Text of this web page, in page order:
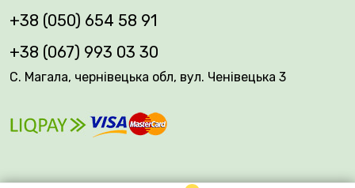
+38 (050) 654 58 91
+38 (067) 993 03 30
С. Магала, чернівецька обл, вул. Ченівецька 3